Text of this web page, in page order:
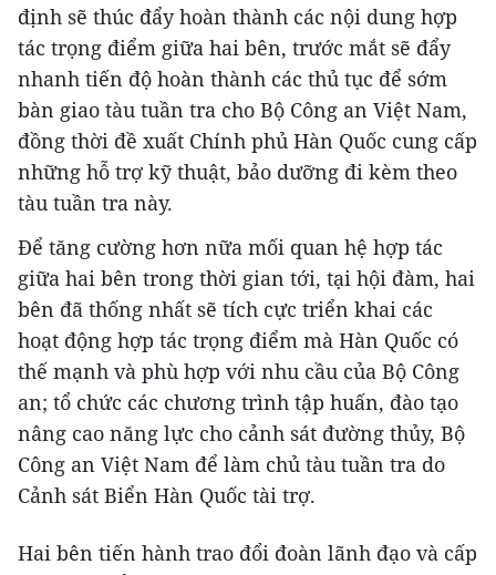
định sẽ thúc đẩy hoàn thành các nội dung hợp
tác trọng điểm giữa hai bên, trước mắt sẽ đẩy
nhanh tiến độ hoàn thành các thủ tục để sớm
bàn giao tàu tuần tra cho Bộ Công an Việt Nam,
đồng thời đề xuất Chính phủ Hàn Quốc cung cấp
những hỗ trợ kỹ thuật, bảo dưỡng đi kèm theo
tàu tuần tra này.
Để tăng cường hơn nữa mối quan hệ hợp tác
giữa hai bên trong thời gian tới, tại hội đàm, hai
bên đã thống nhất sẽ tích cực triển khai các
hoạt động hợp tác trọng điểm mà Hàn Quốc có
thế mạnh và phù hợp với nhu cầu của Bộ Công
an; tổ chức các chương trình tập huấn, đào tạo
nâng cao năng lực cho cảnh sát đường thủy, Bộ
Công an Việt Nam để làm chủ tàu tuần tra do
Cảnh sát Biển Hàn Quốc tài trợ.
Hai bên tiến hành trao đổi đoàn lãnh đạo và cấp